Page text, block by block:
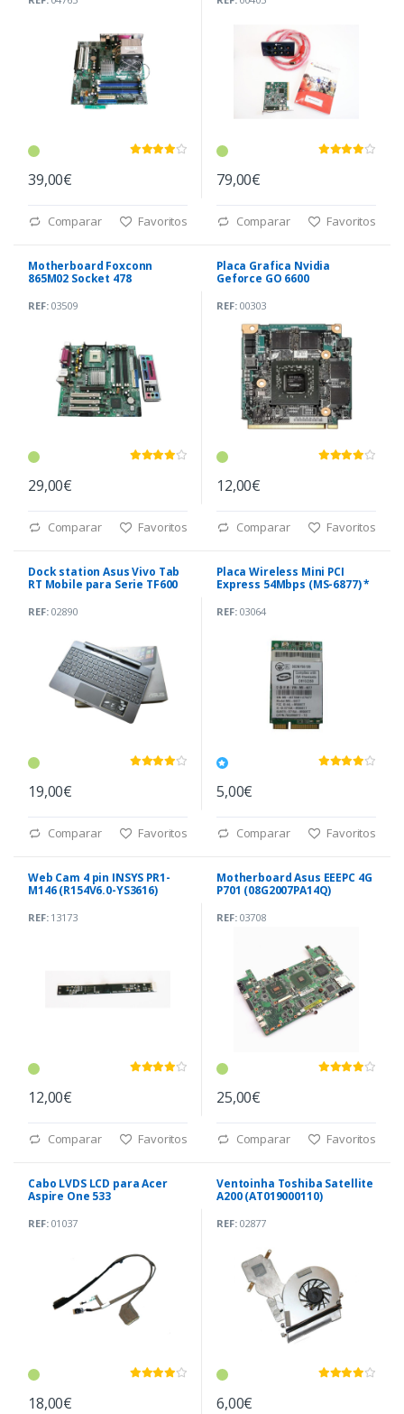
39,00€
Comparar Favoritos
79,00€
Comparar Favoritos
Motherboard Foxconn
865M02 Socket 478
REF:03509
29,00€
Comparar Favoritos
Placa Grafica Nvidia
Geforce GO 6600
REF:00303
12,00€
Comparar Favoritos
Dock station Asus Vivo Tab
RT Mobile para Serie TF600
REF:02890
19,00€
Comparar Favoritos
Placa Wireless Mini PCI
Express 54Mbps (MS-6877) *
REF:03064
5,00€
Comparar Favoritos
Web Cam 4 pin INSYS PR1-
M146 (R154V6.0-YS3616)
REF:13173
12,00€
Comparar Favoritos
Motherboard Asus EEEPC 4G
P701 (08G2007PA14Q)
REF:03708
25,00€
Comparar Favoritos
Cabo LVDS LCD para Acer
Aspire One 533
REF:01037
18,00€
Ventoinha Toshiba Satellite
A200 (AT019000110)
REF:02877
6,00€